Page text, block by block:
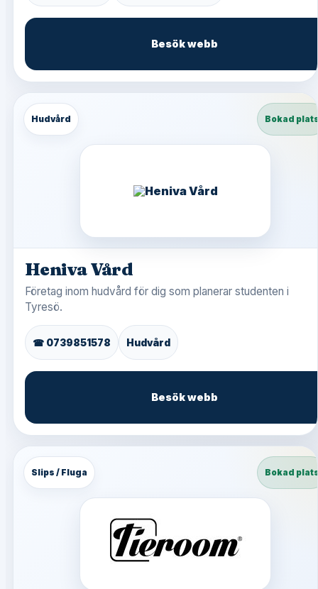
Besök webb
Hudvård Bokad
Heniva Vård
Företag inom hudvård för dig som planerar studenten i
Tyresö.
☎ 0739851578 Hudvård
Besök webb
Slips / Fluga Bokad